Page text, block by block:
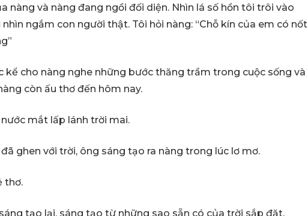
nàng và nàng đang ngồi đối diện. Nhìn lá số hồn tôi trôi vào
ngắm con người thật. Tôi hỏi nàng: “Chỗ kín của em có nốt
kể cho nàng nghe những bước thăng trầm trong cuộc sống và
còn ấu thơ đến hôm nay.
mắt lấp lánh trời mai.
ghen với trời, ông sáng tạo ra nàng trong lúc lơ mơ.
thơ.
tạo lại, sáng tạo từ những sao sẵn có của trời sắp đặt,